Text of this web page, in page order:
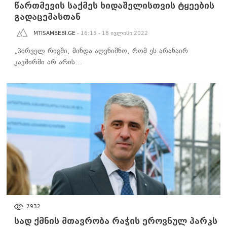
წართმევის საქმეს ხიდაშელისთვის ტყეების
გადაცემასთან
MTISAMBEBI.GE - 16:15 - 18 ივლისი 2022
„პირველ რიგში, მინდა აღვნიშნო, რომ ეს არანაირ
კავშირში არ არის…
7932
სად ქმნის მთავრობა რაჭის ეროვნულ პარკს